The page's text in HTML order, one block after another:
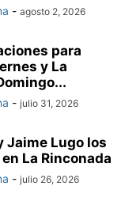
- agosto 2, 2026
para
y La
- julio 31, 2026
Jaime Lugo los
La Rinconada
- julio 26, 2026